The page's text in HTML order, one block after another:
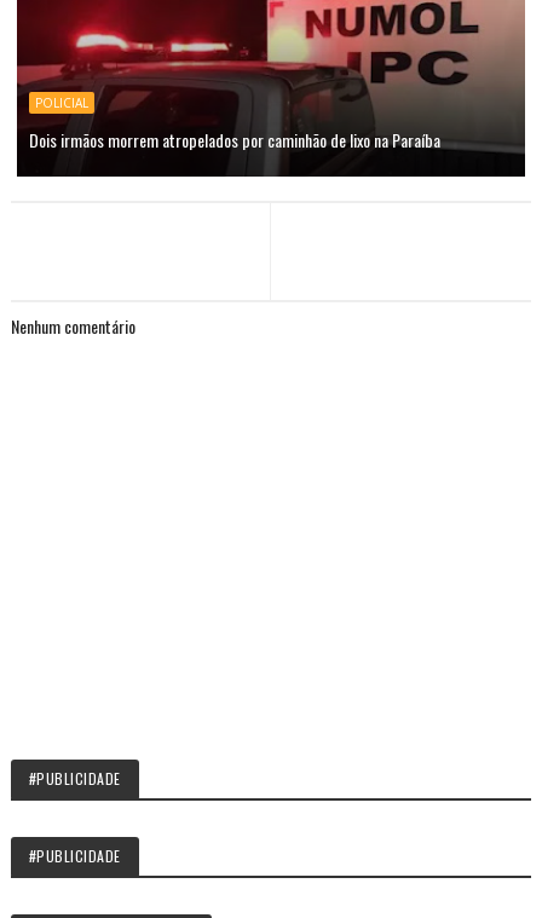
POLICIAL
Dois irmãos morrem atropelados por caminhão de lixo na Paraíba
Nenhum comentário
#PUBLICIDADE
#PUBLICIDADE